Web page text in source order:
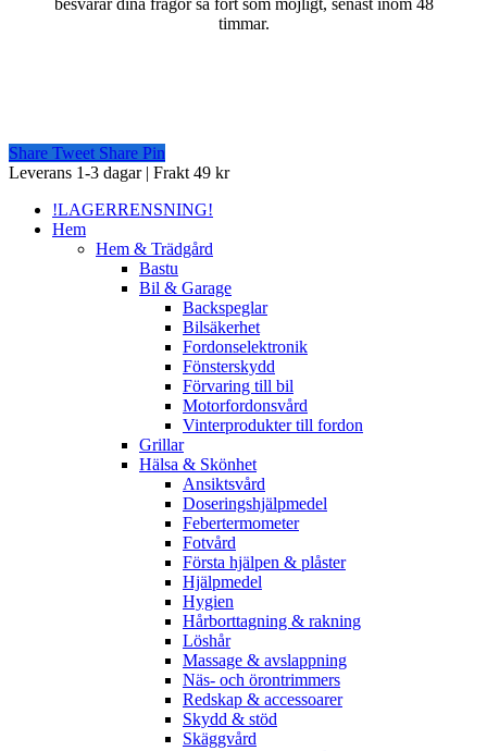
timmar.
Share Tweet Share Pin
Close
Leverans 1-3 dagar | Frakt 49 kr
!LAGERRENSNING!
Hem
Hem & Trädgård
Bastu
Bil & Garage
Backspeglar
Bilsäkerhet
Fordonselektronik
Fönsterskydd
Förvaring till bil
Motorfordonsvård
Vinterprodukter till fordon
Grillar
Hälsa & Skönhet
Ansiktsvård
Doseringshjälpmedel
Febertermometer
Fotvård
Första hjälpen & plåster
Hjälpmedel
Hygien
Hårborttagning & rakning
Löshår
Massage & avslappning
Näs- och örontrimmers
Redskap & accessoarer
Skydd & stöd
Skäggvård